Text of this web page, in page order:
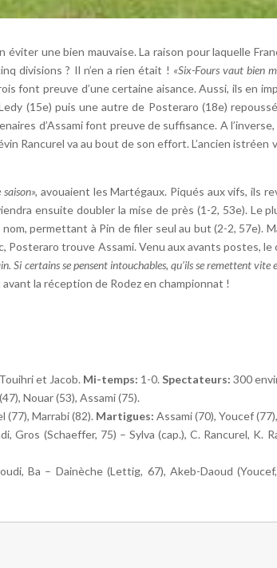
une bien mauvaise. La raison pour laquelle
divisions ? Il n’en a rien était ! «Six-Fours vaut bien
font preuve d’une certaine aisance. Aussi, ils en
(15e) puis une autre de Posteraro (18e)
d’Assami font preuve de suffisance. A
Rancurel va au bout de son effort. L’ancien
avouaient les Martégaux. Piqués aux vifs, ils
ensuite doubler la mise de près (1-2, 53e). Le
nom, permettant à Pin de filer seul au but (2-2, 57e).
Posteraro trouve Assami. Venu aux avants postes,
Si certains se pensent intouchables, qu’ils se remettent vite
la réception de Rodez en championnat !
et Jacob. Mi-temps: 1-0.Spectateurs: 300
Nouar (53), Assami (75).
(77), Marrabi (82). Martigues: Assami (70), Youcef
Gros (Schaeffer, 75) – Sylva (cap.), C. Rancurel, K.
Ba – Dainèche (Lettig, 67), Akeb-Daoud